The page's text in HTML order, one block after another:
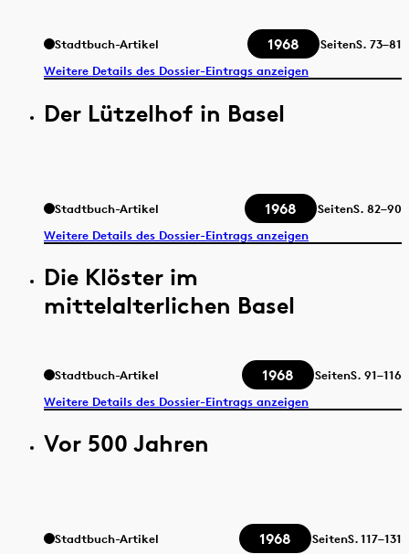
Stadtbuch-Artikel 1968 SeitenS. 73–81
Weitere Details des Dossier-Eintrags anzeigen
Der Lützelhof in Basel
Stadtbuch-Artikel 1968 SeitenS. 82–90
Weitere Details des Dossier-Eintrags anzeigen
Die Klöster im
mittelalterlichen Basel
Stadtbuch-Artikel 1968 SeitenS. 91–116
Weitere Details des Dossier-Eintrags anzeigen
Vor 500 Jahren
Stadtbuch-Artikel 1968 SeitenS.117–131